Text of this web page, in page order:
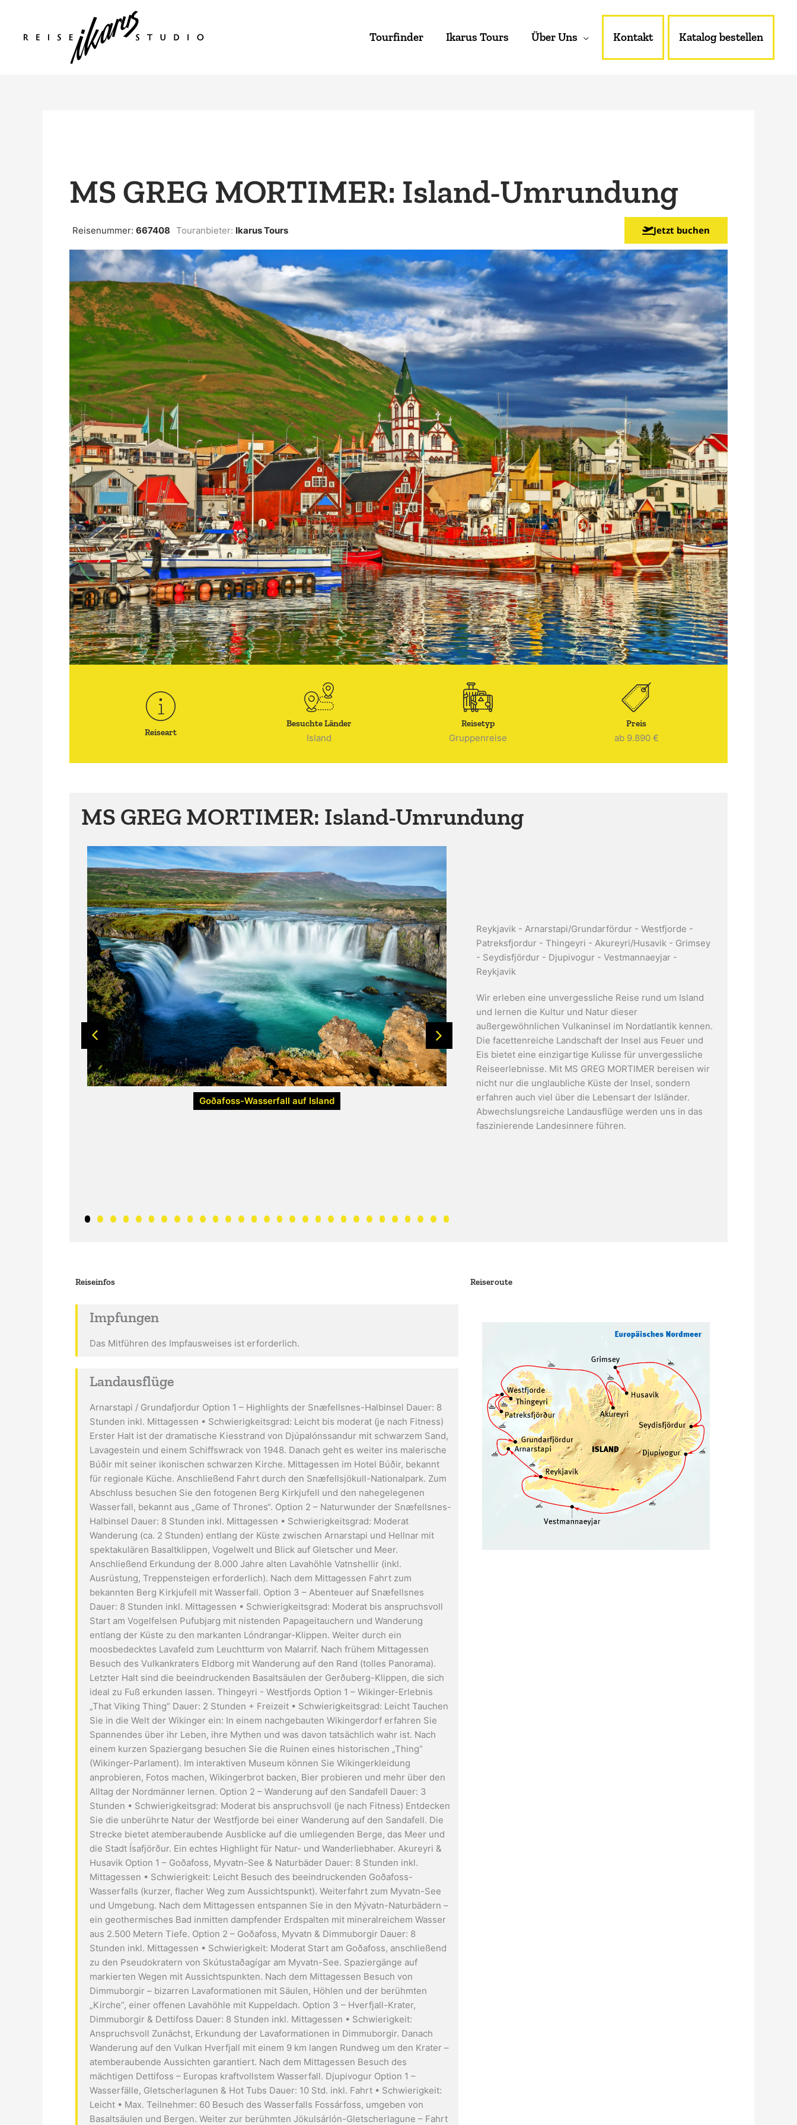
springen
Tourfinder Ikarus Tours Über Uns Kontakt Katalog bestellen
MS GREG MORTIMER: Island-Umrundung
Reisenummer: 667408 Touranbieter: Ikarus Tours Jetzt buchen
Reiseart
Besuchte Länder
Island
Reisetyp
Gruppenreise
Preis
ab 9.890 €
MS GREG MORTIMER: Island-Umrundung
Goðafoss-Wasserfall auf Island
Reykjavik - Arnarstapi/Grundarfördur - Westfjorde -
Patreksfjordur - Thingeyri - Akureyri/Husavik - Grimsey
- Seydisfjördur - Djupivogur - Vestmannaeyjar -
Reykjavik
Wir erleben eine unvergessliche Reise rund um Island
und lernen die Kultur und Natur dieser
außergewöhnlichen Vulkaninsel im Nordatlantik kennen.
Die facettenreiche Landschaft der Insel aus Feuer und
Eis bietet eine einzigartige Kulisse für unvergessliche
Reiseerlebnisse. Mit MS GREG MORTIMER bereisen wir
nicht nur die unglaubliche Küste der Insel, sondern
erfahren auch viel über die Lebensart der Isländer.
Abwechslungsreiche Landausflüge werden uns in das
faszinierende Landesinnere führen.
Reiseinfos
Impfungen
Das Mitführen des Impfausweises ist erforderlich.
Landausflüge
Arnarstapi / Grundafjordur Option 1 – Highlights der Snæfellsnes-Halbinsel Dauer: 8
Stunden inkl. Mittagessen • Schwierigkeitsgrad: Leicht bis moderat (je nach Fitness)
Erster Halt ist der dramatische Kiesstrand von Djúpalónssandur mit schwarzem Sand,
Lavagestein und einem Schiffswrack von 1948. Danach geht es weiter ins malerische
Búðir mit seiner ikonischen schwarzen Kirche. Mittagessen im Hotel Búðir, bekannt
für regionale Küche. Anschließend Fahrt durch den Snæfellsjökull-Nationalpark. Zum
Abschluss besuchen Sie den fotogenen Berg Kirkjufell und den nahegelegenen
Wasserfall, bekannt aus „Game of Thrones“. Option 2 – Naturwunder der Snæfellsnes-
Halbinsel Dauer: 8 Stunden inkl. Mittagessen • Schwierigkeitsgrad: Moderat
Wanderung (ca. 2 Stunden) entlang der Küste zwischen Arnarstapi und Hellnar mit
spektakulären Basaltklippen, Vogelwelt und Blick auf Gletscher und Meer.
Anschließend Erkundung der 8.000 Jahre alten Lavahöhle Vatnshellir (inkl.
Ausrüstung, Treppensteigen erforderlich). Nach dem Mittagessen Fahrt zum
bekannten Berg Kirkjufell mit Wasserfall. Option 3 – Abenteuer auf Snæfellsnes
Dauer: 8 Stunden inkl. Mittagessen • Schwierigkeitsgrad: Moderat bis anspruchsvoll
Start am Vogelfelsen Pufubjarg mit nistenden Papageitauchern und Wanderung
entlang der Küste zu den markanten Lóndrangar-Klippen. Weiter durch ein
moosbedecktes Lavafeld zum Leuchtturm von Malarrif. Nach frühem Mittagessen
Besuch des Vulkankraters Eldborg mit Wanderung auf den Rand (tolles Panorama).
Letzter Halt sind die beeindruckenden Basaltsäulen der Gerðuberg-Klippen, die sich
ideal zu Fuß erkunden lassen. Thingeyri - Westfjords Option 1 – Wikinger-Erlebnis
„That Viking Thing“ Dauer: 2 Stunden + Freizeit • Schwierigkeitsgrad: Leicht Tauchen
Sie in die Welt der Wikinger ein: In einem nachgebauten Wikingerdorf erfahren Sie
Spannendes über ihr Leben, ihre Mythen und was davon tatsächlich wahr ist. Nach
einem kurzen Spaziergang besuchen Sie die Ruinen eines historischen „Thing“
(Wikinger-Parlament). Im interaktiven Museum können Sie Wikingerkleidung
anprobieren, Fotos machen, Wikingerbrot backen, Bier probieren und mehr über den
Alltag der Nordmänner lernen. Option 2 – Wanderung auf den Sandafell Dauer: 3
Stunden • Schwierigkeitsgrad: Moderat bis anspruchsvoll (je nach Fitness) Entdecken
Sie die unberührte Natur der Westfjorde bei einer Wanderung auf den Sandafell. Die
Strecke bietet atemberaubende Ausblicke auf die umliegenden Berge, das Meer und
die Stadt Ísafjörður. Ein echtes Highlight für Natur- und Wanderliebhaber. Akureyri &
Husavik Option 1 – Goðafoss, Myvatn-See & Naturbäder Dauer: 8 Stunden inkl.
Mittagessen • Schwierigkeit: Leicht Besuch des beeindruckenden Goðafoss-
Wasserfalls (kurzer, flacher Weg zum Aussichtspunkt). Weiterfahrt zum Myvatn-See
und Umgebung. Nach dem Mittagessen entspannen Sie in den Mývatn-Naturbädern –
ein geothermisches Bad inmitten dampfender Erdspalten mit mineralreichem Wasser
aus 2.500 Metern Tiefe. Option 2 – Goðafoss, Myvatn & Dimmuborgir Dauer: 8
Stunden inkl. Mittagessen • Schwierigkeit: Moderat Start am Goðafoss, anschließend
zu den Pseudokratern von Skútustaðagígar am Myvatn-See. Spaziergänge auf
markierten Wegen mit Aussichtspunkten. Nach dem Mittagessen Besuch von
Dimmuborgir – bizarren Lavaformationen mit Säulen, Höhlen und der berühmten
„Kirche“, einer offenen Lavahöhle mit Kuppeldach. Option 3 – Hverfjall-Krater,
Dimmuborgir & Dettifoss Dauer: 8 Stunden inkl. Mittagessen • Schwierigkeit:
Anspruchsvoll Zunächst, Erkundung der Lavaformationen in Dimmuborgir. Danach
Wanderung auf den Vulkan Hverfjall mit einem 9 km langen Rundweg um den Krater –
atemberaubende Aussichten garantiert. Nach dem Mittagessen Besuch des
mächtigen Dettifoss – Europas kraftvollstem Wasserfall. Djupivogur Option 1 –
Wasserfälle, Gletscherlagunen & Hot Tubs Dauer: 10 Std. inkl. Fahrt • Schwierigkeit:
Leicht • Max. Teilnehmer: 60 Besuch des Wasserfalls Fossárfoss, umgeben von
Basaltsäulen und Bergen. Weiter zur berühmten Jökulsárlón-Gletscherlagune – Fahrt
Reiseroute